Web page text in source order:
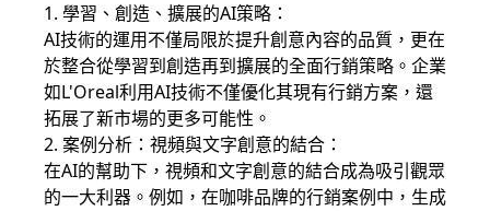
1. 學習、創造、擴展的AI策略：
AI技術的運用不僅局限於提升創意內容的品質，更在
於整合從學習到創造再到擴展的全面行銷策略。企業
如L'Oreal利用AI技術不僅優化其現有行銷方案，還
拓展了新市場的更多可能性。
2. 案例分析：視頻與文字創意的結合：
在AI的幫助下，視頻和文字創意的結合成為吸引觀眾
的一大利器。例如，在咖啡品牌的行銷案例中，生成